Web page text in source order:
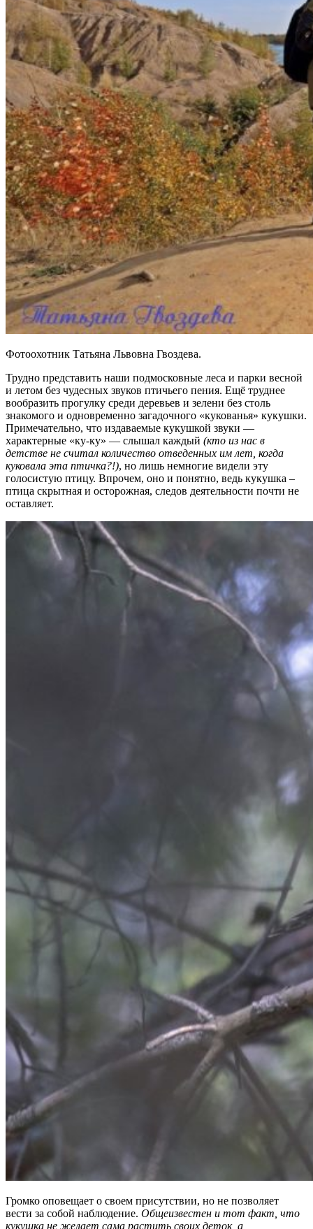
Фотоохотник Татьяна Львовна Гвоздева.
Трудно представить наши подмосковные леса и парки весной
и летом без чудесных звуков птичьего пения. Ещё труднее
вообразить прогулку среди деревьев и зелени без столь
знакомого и одновременно загадочного «кукованья» кукушки.
Примечательно, что издаваемые кукушкой звуки —
характерные «ку-ку» — слышал каждый (кто из нас в
детстве не считал количество отведенных им лет, когда
куковала эта птичка?!), но лишь немногие видели эту
голосистую птицу. Впрочем, оно и понятно, ведь кукушка –
птица скрытная и осторожная, следов деятельности почти не
оставляет.
Громко оповещает о своем присутствии, но не позволяет
вести за собой наблюдение. Общеизвестен и тот факт, что
кукушка не желает сама растить своих деток, а